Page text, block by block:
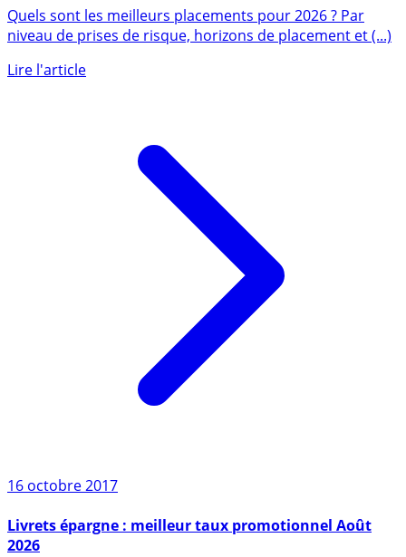
Meilleurs placements 2026
niveau de prises de risque, horizons de placement et (...)
16 octobre 2017